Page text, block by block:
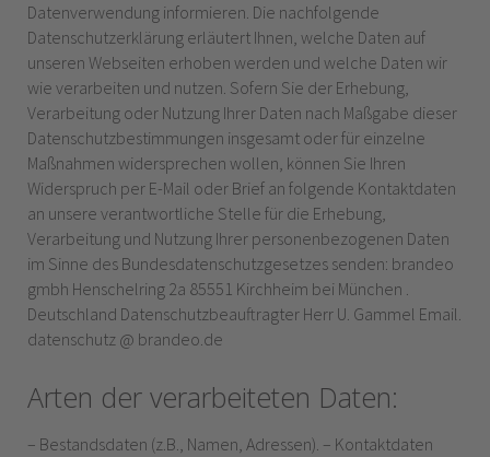
Datenverwendung informieren. Die nachfolgende
Datenschutzerklärung erläutert Ihnen, welche Daten auf
unseren Webseiten erhoben werden und welche Daten wir
wie verarbeiten und nutzen. Sofern Sie der Erhebung,
Verarbeitung oder Nutzung Ihrer Daten nach Maßgabe dieser
Datenschutzbestimmungen insgesamt oder für einzelne
Maßnahmen widersprechen wollen, können Sie Ihren
Widerspruch per E-Mail oder Brief an folgende Kontaktdaten
an unsere verantwortliche Stelle für die Erhebung,
Verarbeitung und Nutzung Ihrer personenbezogenen Daten
im Sinne des Bundesdatenschutzgesetzes senden: brandeo
gmbh Henschelring 2a 85551 Kirchheim bei München .
Deutschland Datenschutzbeauftragter Herr U. Gammel Email.
datenschutz @ brandeo.de
Arten der verarbeiteten Daten:
– Bestandsdaten (z.B., Namen, Adressen). – Kontaktdaten